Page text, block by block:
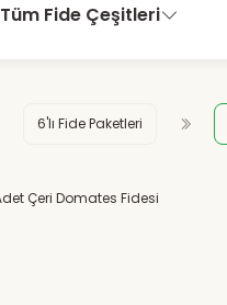
Tüm Fide Çeşitleri
6'lı Fide Paketleri